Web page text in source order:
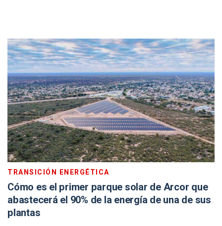
TRANSICIÓN ENERGÉTICA
Cómo es el primer parque solar de Arcor que
abastecerá el 90% de la energía de una de sus
plantas